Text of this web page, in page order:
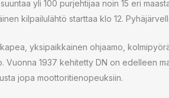
yli 100 purjehtijaa noin 15 eri
kilpailulähtö starttaa klo 12.
yksipaikkainen ohjaamo,
Vuonna 1937 kehitetty DN on edelleen
jopa moottoritienopeuksiin.